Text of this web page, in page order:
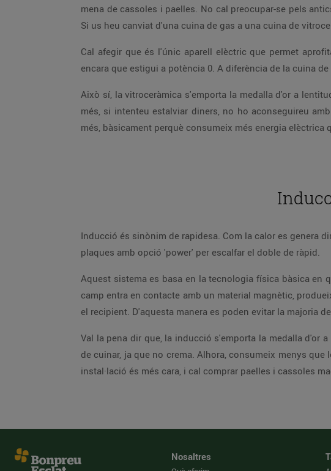
mena de cassoles i paelles. No cal preocupar-se pels
Si us heu canviat d'una cuina de gas a una cuina de
Cal afegir que és l'únic aparell elèctric que permet
encara que estigui a potència 0. A diferència de la cuina
Això sí, la vitroceràmica s'emporta la medalla d'or a
més, si intenteu estalviar diners, no ho aconseguireu
més, bàsicament perquè consumeix més energia elèctrica
Inducció és sinònim de rapidesa. Com la calor es genera
plaques amb opció 'power' per escalfar el doble de ràpid.
Aquest sistema es basa en la tecnologia física bàsica en
camp entra en contacte amb un material magnètic,
el recipient. D'aquesta manera es poden evitar la majoria
Val la pena dir que, la inducció s'emporta la medalla d'or
de cuinar, ja que no crema. Alhora, consumeix menys
instal·lació és més cara, i cal comprar paelles i cassoles
Nosaltres